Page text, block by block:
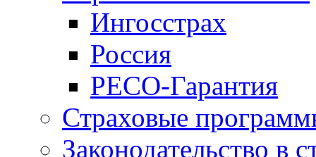
Ингосстрах
Россия
РЕСО-Гарантия
Страховые
Законодательство в